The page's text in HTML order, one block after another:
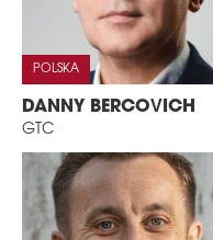
POLSKA
DANNY BERCOVICH
GTC